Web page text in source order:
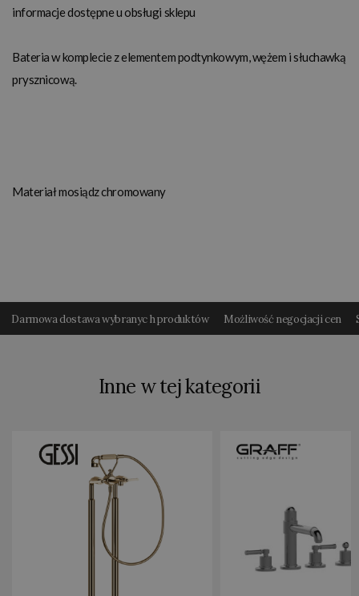
informacje dostępne u obsługi sklepu
Bateria w komplecie z elementem podtynkowym, wężem i słuchawką
prysznicową.
Materiał mosiądz chromowany
Darmowa dostawa wybranyc h produktów Możliwość negocjacji cen
Inne w tej kategorii